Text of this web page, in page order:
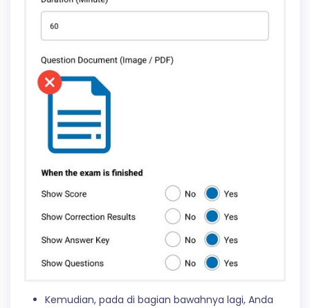
Kemudian, pada di bagian bawahnya lagi, Anda